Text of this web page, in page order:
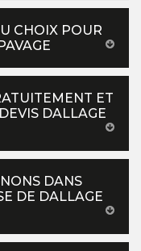
CHOIX POUR
ET
DALLAGE
DANS
DE DALLAGE